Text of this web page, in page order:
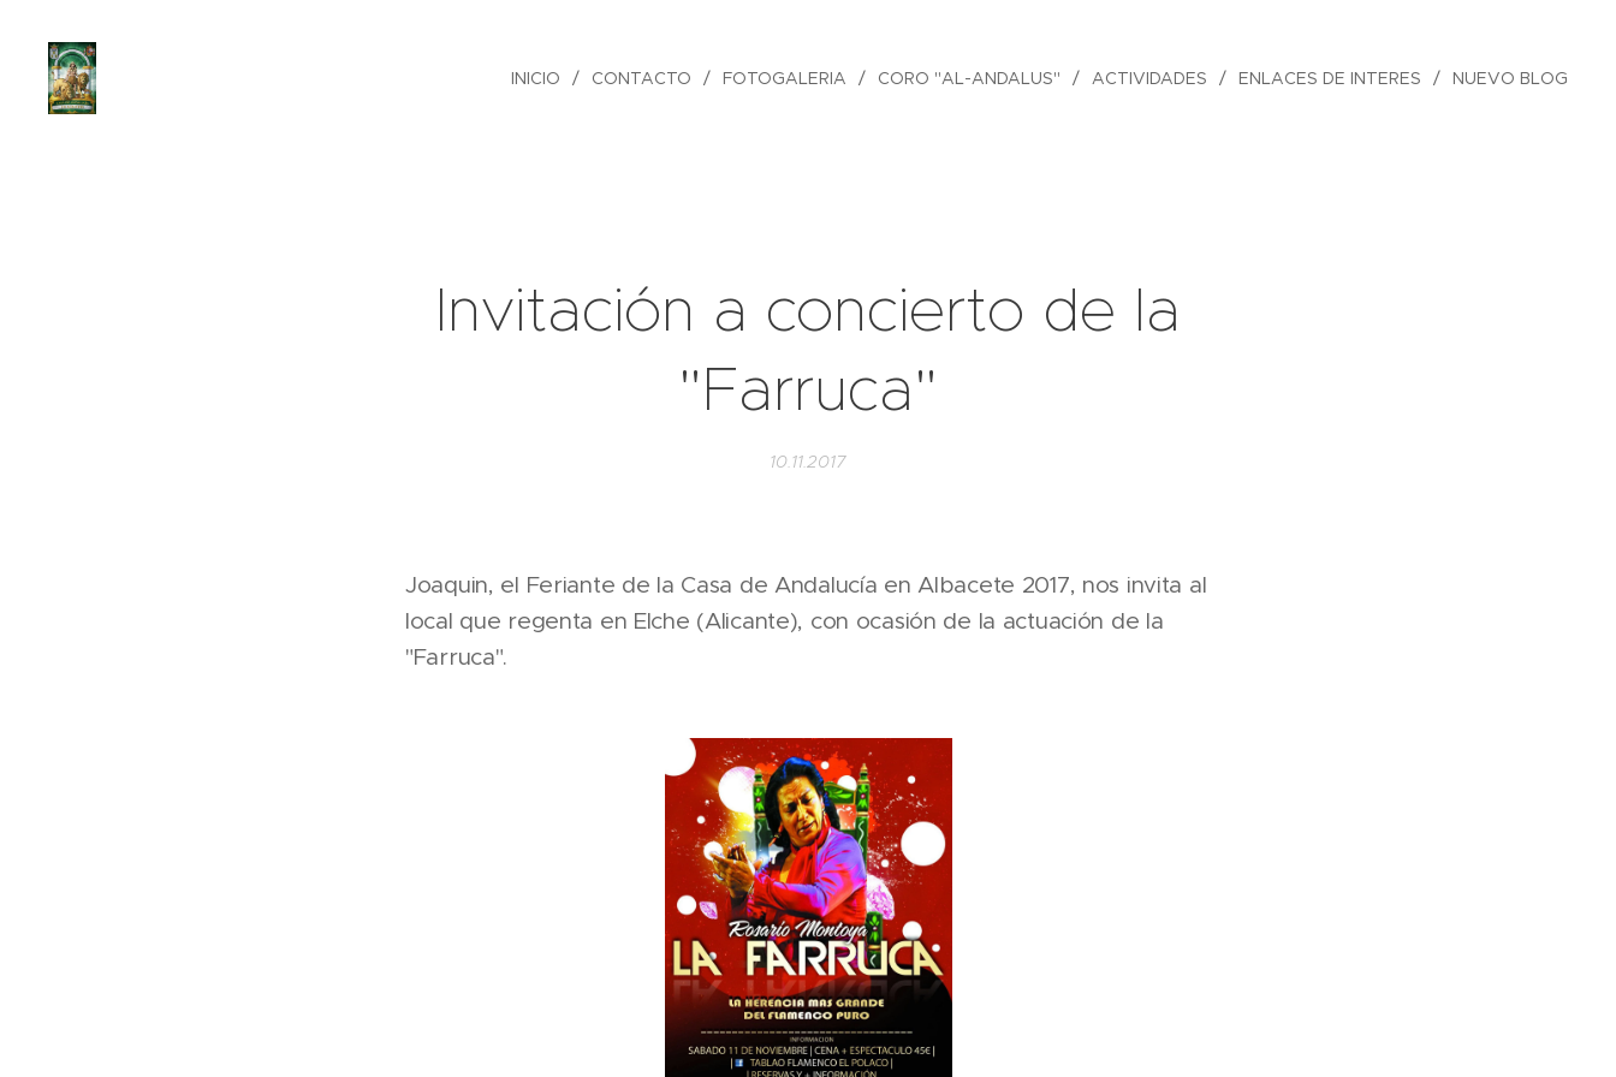
INICIO CONTACTO FOTOGALERIA CORO "AL-ANDALUS" ACTIVIDADES ENLACES DE INTERES NUEVO BLOG
Invitación a concierto de la
"Farruca"
10.11.2017
Joaquin, el Feriante de la Casa de Andalucía en Albacete 2017, nos invita al
local que regenta en Elche (Alicante), con ocasión de la actuación de la
"Farruca".